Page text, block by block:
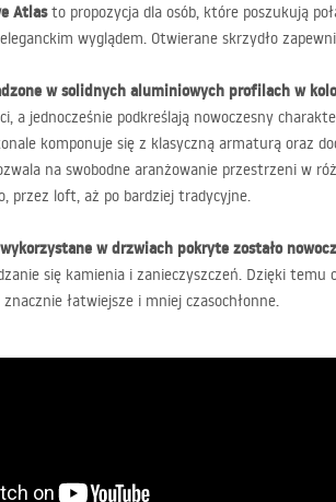
Atlasto propozycja dla osób, które poszukują
wyglądem. Otwierane skrzydło
w solidnych aluminiowych profilach w
a jednocześnie podkreślają nowoczesny
komponuje się z klasyczną armaturą oraz
na swobodne aranżowanie przestrzeni w
przez loft, aż po bardziej tradycyjne.
w drzwiach pokryte zostało
się kamienia i zanieczyszczeń. Dzięki
łatwiejsze i mniej czasochłonne.